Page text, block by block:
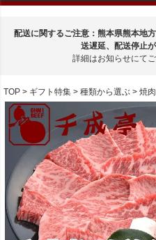
配送に関するご注意：熊本県熊本地
送遅延、配送停止
詳細はお知らせにて
TOP ギフト特集 種類から選ぶ 焼